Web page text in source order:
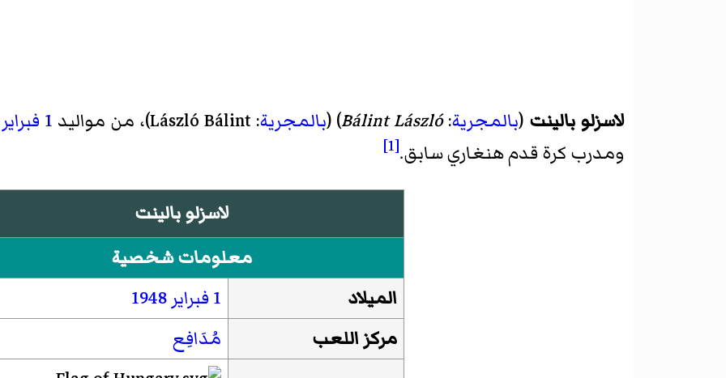
لاسزلو بالينت (بالمجرية:
Bálint László
)‏ (بالمجرية:
László Bálint)، من مواليد 1 فبراير
ومدرب كرة قدم هنغاري سابق.[1]
لاسزلو بالينت
معلومات شخصية
الميلاد
1 فبراير
1948
مركز اللعب
مُدَافِع